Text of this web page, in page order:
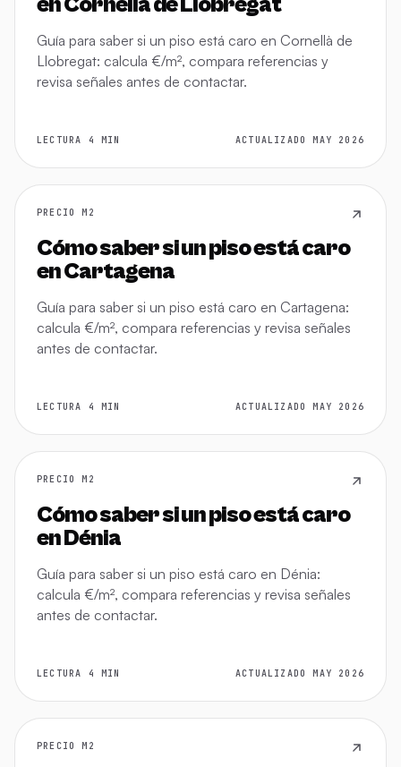
Guía para saber si un piso está caro en Cornellà de
Llobregat: calcula €/m², compara referencias y
revisa señales antes de contactar.
LECTURA 4 MIN ACTUALIZADO MAY 2026
PRECIO M2
Cómo saber si un piso está caro
en Cartagena
Guía para saber si un piso está caro en Cartagena:
calcula €/m², compara referencias y revisa señales
antes de contactar.
LECTURA 4 MIN ACTUALIZADO MAY 2026
PRECIO M2
Cómo saber si un piso está caro
en Dénia
Guía para saber si un piso está caro en Dénia:
calcula €/m², compara referencias y revisa señales
antes de contactar.
LECTURA 4 MIN ACTUALIZADO MAY 2026
PRECIO M2